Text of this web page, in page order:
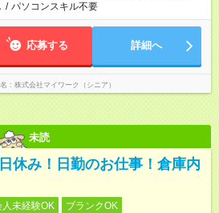
/ パソコンスキル不要
応募する 詳細へ
株式会社マイワーク（シニア）
未読
休み！日勤のお仕事！倉庫内
人未経験OK
ブランクOK